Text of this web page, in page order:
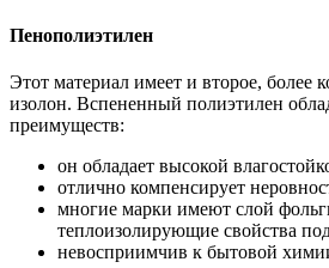
Пенополиэтилен
Этот материал имеет и второе, более
изолон. Вспененный полиэтилен
преимуществ:
он обладает высокой
отлично компенсирует
многие марки имеют слой
теплоизолирующие свойства
невосприимчив к бытовой